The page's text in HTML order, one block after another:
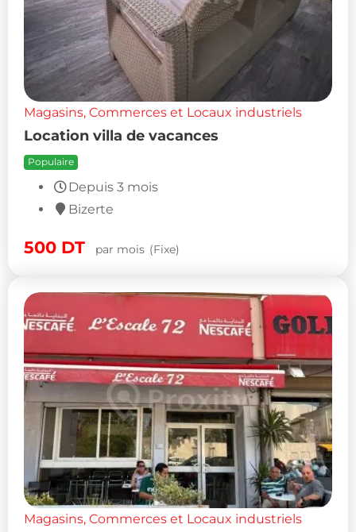
Magasins, Commerces et Locaux industriels
Location villa de vacances
Populaire
Depuis 3 mois
Bizerte
500 DT par mois (Fixe)
Magasins, Commerces et Locaux industriels